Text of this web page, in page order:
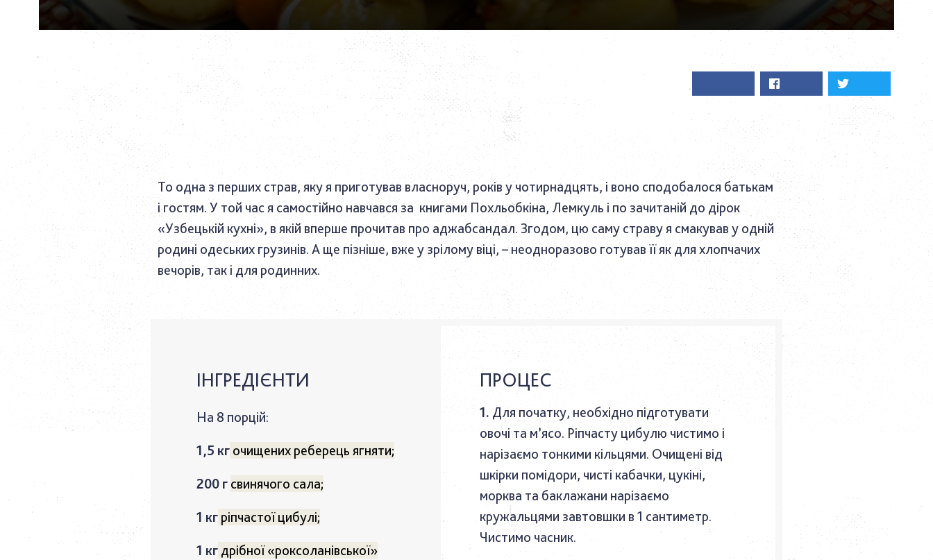
То одна з перших страв, яку я приготував власноруч, років у чотирнадцять, і воно сподобалося батькам
і гостям. У той час я самостійно навчався за книгами Похльобкіна, Лемкуль і по зачитаній до дірок
«Узбецькій кухні», в якій вперше прочитав про аджабсандал. Згодом, цю саму страву я смакував у одній
родині одеських грузинів. А ще пізніше, вже у зрілому віці, – неодноразово готував її як для хлопчачих
вечорів, так і для родинних.
ІНГРЕДІЄНТИ
На 8 порцій:
1,5 кг очищених реберець ягняти;
200 г свинячого сала;
1 кг ріпчастої цибулі;
1 кг дрібної «роксоланівської»
ПРОЦЕС
Для початку, необхідно підготувати
овочі та м’ясо. Ріпчасту цибулю чистимо і
нарізаємо тонкими кільцями. Очищені від
шкірки помідори, чисті кабачки, цукіні,
морква та баклажани нарізаємо
кружальцями завтовшки в 1 сантиметр.
Чистимо часник.